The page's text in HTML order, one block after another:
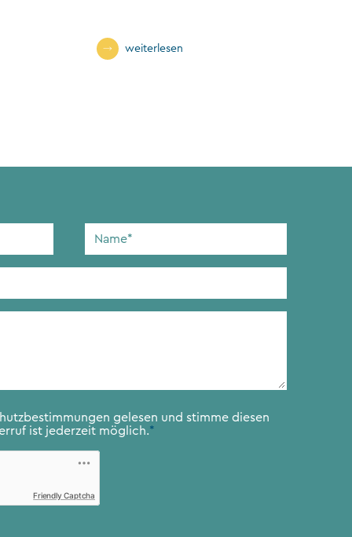
weiterlesen
Name
gelesen und stimme diesen
ist jederzeit möglich.*
Friendly Captcha